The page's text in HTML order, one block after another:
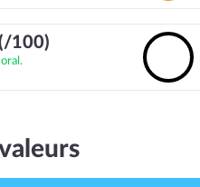
100)